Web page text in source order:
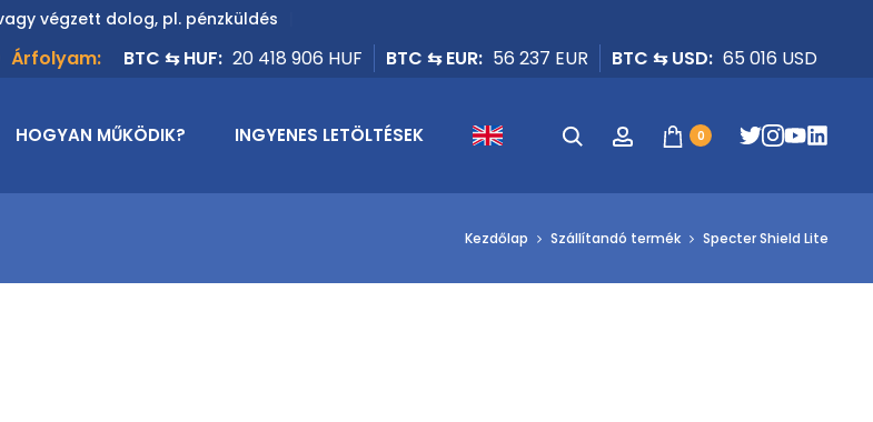
végzett dolog, pl. pénzküldés
Árfolyam: BTC ⇆ HUF: 20 418 906 HUF BTC ⇆ EUR: 56 237 EUR BTC ⇆ USD: 65 016 USD
HOGYAN MŰKÖDIK? INGYENES LETÖLTÉSEK Keresés Fiók 0
Kezdőlap Szállítandó termék Specter Shield Lite